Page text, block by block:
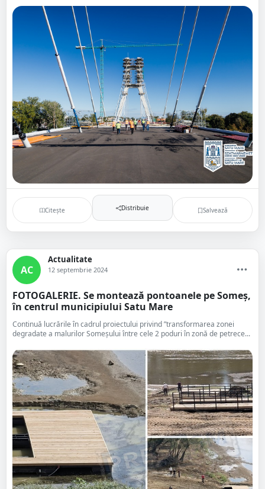
Citește Distribuie Salvează
AC
Actualitate
12 septembrie 2024
FOTOGALERIE. Se montează pontoanele pe Someș,
în centrul municipiului Satu Mare
Continuă lucrările în cadrul proiectului privind ”transformarea zonei
degradate a malurilor Someşului între cele 2 poduri în zonă de petrece...